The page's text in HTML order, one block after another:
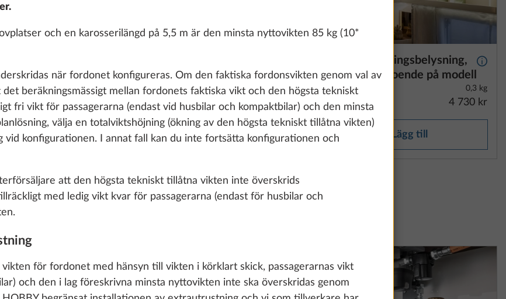
dyna
5,0 kg
6 030 kr
Lägg till
2,1 kg
1 500 kr
Lägg till
Interiör stämningsbelysning,
utförande beroende på modell
Mer
0,3 kg
4 730 kr
Lägg till
och en karosserilängd på 5,5 m är den minsta nyttovikten 85 kg (10*
när fordonet konfigureras. Om den faktiska fordonsvikten genom val av
beräkningsmässigt mellan fordonets faktiska vikt och den högsta tekniskt
fri vikt för passagerarna (endast vid husbilar och kompaktbilar) och den minsta
välja en totalviktshöjning (ökning av den högsta tekniskt tillåtna vikten)
konfigurationen. I annat fall kan du inte fortsätta konfigurationen och
att den högsta tekniskt tillåtna vikten inte överskrids
med ledig vikt kvar för passagerarna (endast för husbilar och
för fordonet med hänsyn till vikten i körklart skick, passagerarnas vikt
och den i lag föreskrivna minsta nyttovikten inte ska överskridas genom